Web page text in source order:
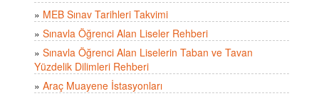
» MEB Sınav Tarihleri Takvimi
» Sınavla Öğrenci Alan Liseler Rehberi
» Sınavla Öğrenci Alan Liselerin Taban ve Tavan
Yüzdelik Dilimleri Rehberi
» Araç Muayene İstasyonları